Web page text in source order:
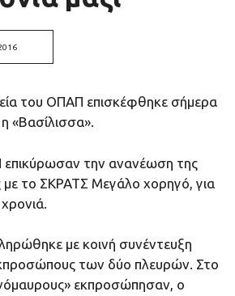
του ΟΠΑΠ επισκέφθηκε σήμερα
«Βασίλισσα».
την ανανέωση της
με το ΣΚΡΑΤΣ Μεγάλο χορηγό, για
με κοινή συνέντευξη
των δύο πλευρών. Στο
εκπροσώπησαν, ο